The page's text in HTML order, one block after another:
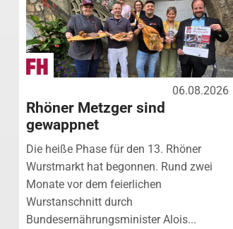
06.08.2026
Rhöner Metzger sind
gewappnet
Die heiße Phase für den 13. Rhöner
Wurstmarkt hat begonnen. Rund zwei
Monate vor dem feierlichen
Wurstanschnitt durch
Bundesernährungsminister Alois...